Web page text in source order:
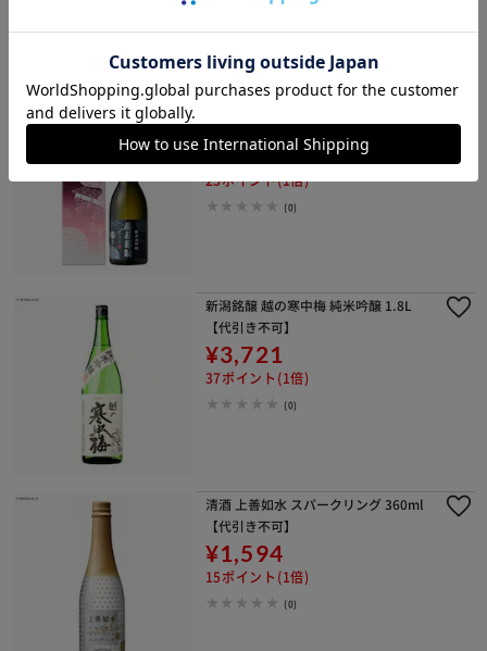
(0)
30ml 【代引き不可】
¥2,530
25ポイント(1倍)
(0)
新潟銘醸 越の寒中梅 純米吟醸 1.8L
【代引き不可】
¥3,721
37ポイント(1倍)
(0)
清酒 上善如水 スパークリング 360ml
【代引き不可】
¥1,594
15ポイント(1倍)
(0)